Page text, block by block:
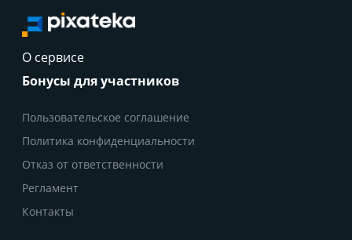
О сервисе
Бонусы для участников
Пользовательское соглашение
Политика конфиденциальности
Отказ от ответственности
Регламент
Контакты